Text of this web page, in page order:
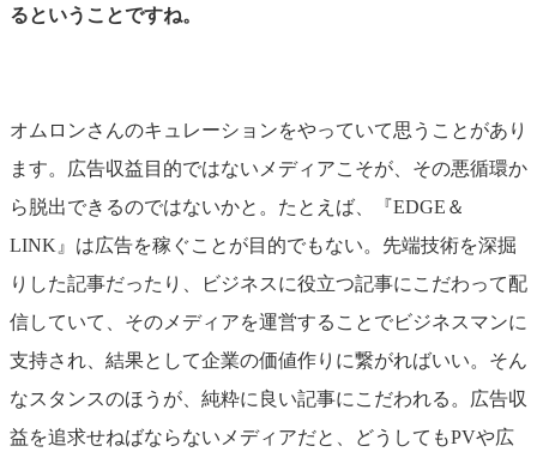
るということですね。
オムロンさんのキュレーションをやっていて思うことがあり
ます。広告収益目的ではないメディアこそが、その悪循環か
ら脱出できるのではないかと。たとえば、『EDGE＆
LINK』は広告を稼ぐことが目的でもない。先端技術を深掘
りした記事だったり、ビジネスに役立つ記事にこだわって配
信していて、そのメディアを運営することでビジネスマンに
支持され、結果として企業の価値作りに繋がればいい。そん
なスタンスのほうが、純粋に良い記事にこだわれる。広告収
益を追求せねばならないメディアだと、どうしてもPVや広